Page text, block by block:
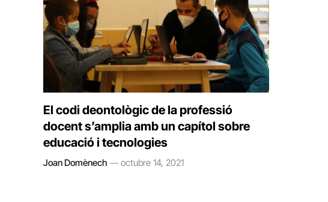
El codi deontològic de la professió
docent s’amplia amb un capítol sobre
educació i tecnologies
Joan Domènech octubre 14, 2021